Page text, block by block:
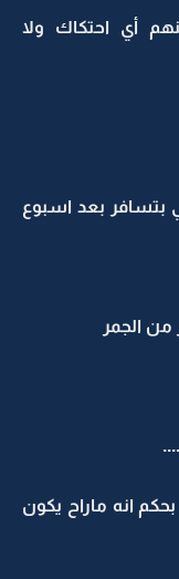
أي احتكاك ولا
بتسافر بعد اسبوع
من الجمر
انه ماراح يكون